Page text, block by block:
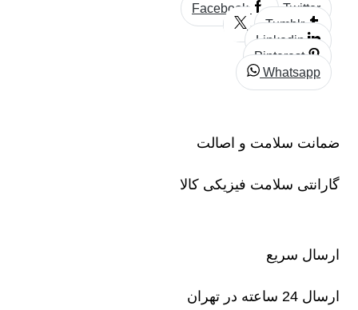
Facebook
Twitter
Tumblr
Linkedin
Pinterest
Whatsapp
ضمانت سلامت و اصالت
گارانتی سلامت فیزیکی کالا
ارسال سریع
ارسال 24 ساعته در تهران